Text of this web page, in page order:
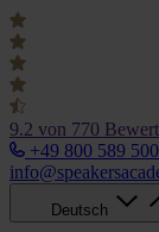
9.2 von 770
+49 800 589
Deutsch